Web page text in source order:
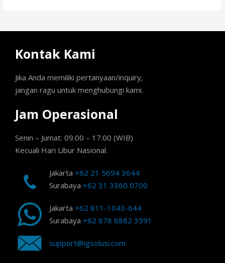
Kontak Kami
Jika Anda memiliki pertanyaan/inquiry,
jangan ragu untuk menghubungi kami.
Jam Operasional
Senin – Jumat: 09.00 – 17.00 (WIB)
Kecuali Hari Libur Nasional.
Jakarta +62 21 5694 3644
Surabaya +62 31 3360 0700
Jakarta +62 811-1043-644
Surabaya +62 878 8882 3591
support@igsolusi.com